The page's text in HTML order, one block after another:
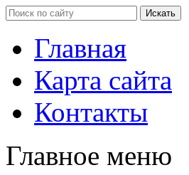
Главная
Карта сайта
Контакты
Главное меню